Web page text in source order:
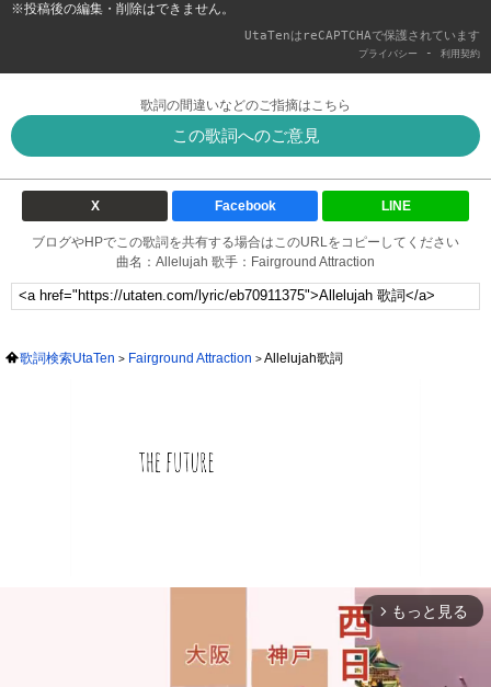
※投稿後の編集・削除はできません。
UtaTenはreCAPTCHAで保護されています
プライバシー - 利用契約
歌詞の間違いなどのご指摘はこちら
この歌詞へのご意見
X Facebook LINE
ブログやHPでこの歌詞を共有する場合はこのURLをコピーしてください
曲名：Allelujah 歌手：Fairground Attraction
歌詞検索UtaTen Fairground Attraction Allelujah歌詞
arrow_forward_ios もっと見る